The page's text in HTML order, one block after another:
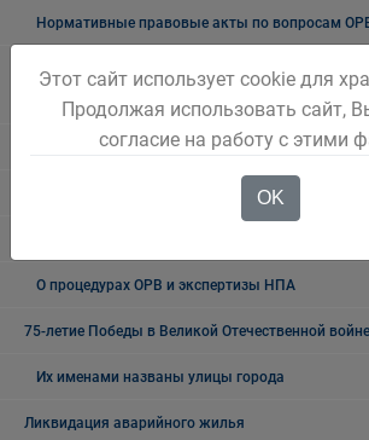
Нормативные правовые акты по вопросам
План проведения экспертизы муниципальных
правовых актов
ОРВ проектов муниципальных НПА
Экспертиза действующих муниципальных НПА
О процедурах ОРВ и экспертизы НПА
75-летие Победы в Великой Отечественной войне
Их именами названы улицы города
Ликвидация аварийного жилья
Этот сайт использует cookie для
Продолжая использовать сайт,
согласие на работу с этими
OK